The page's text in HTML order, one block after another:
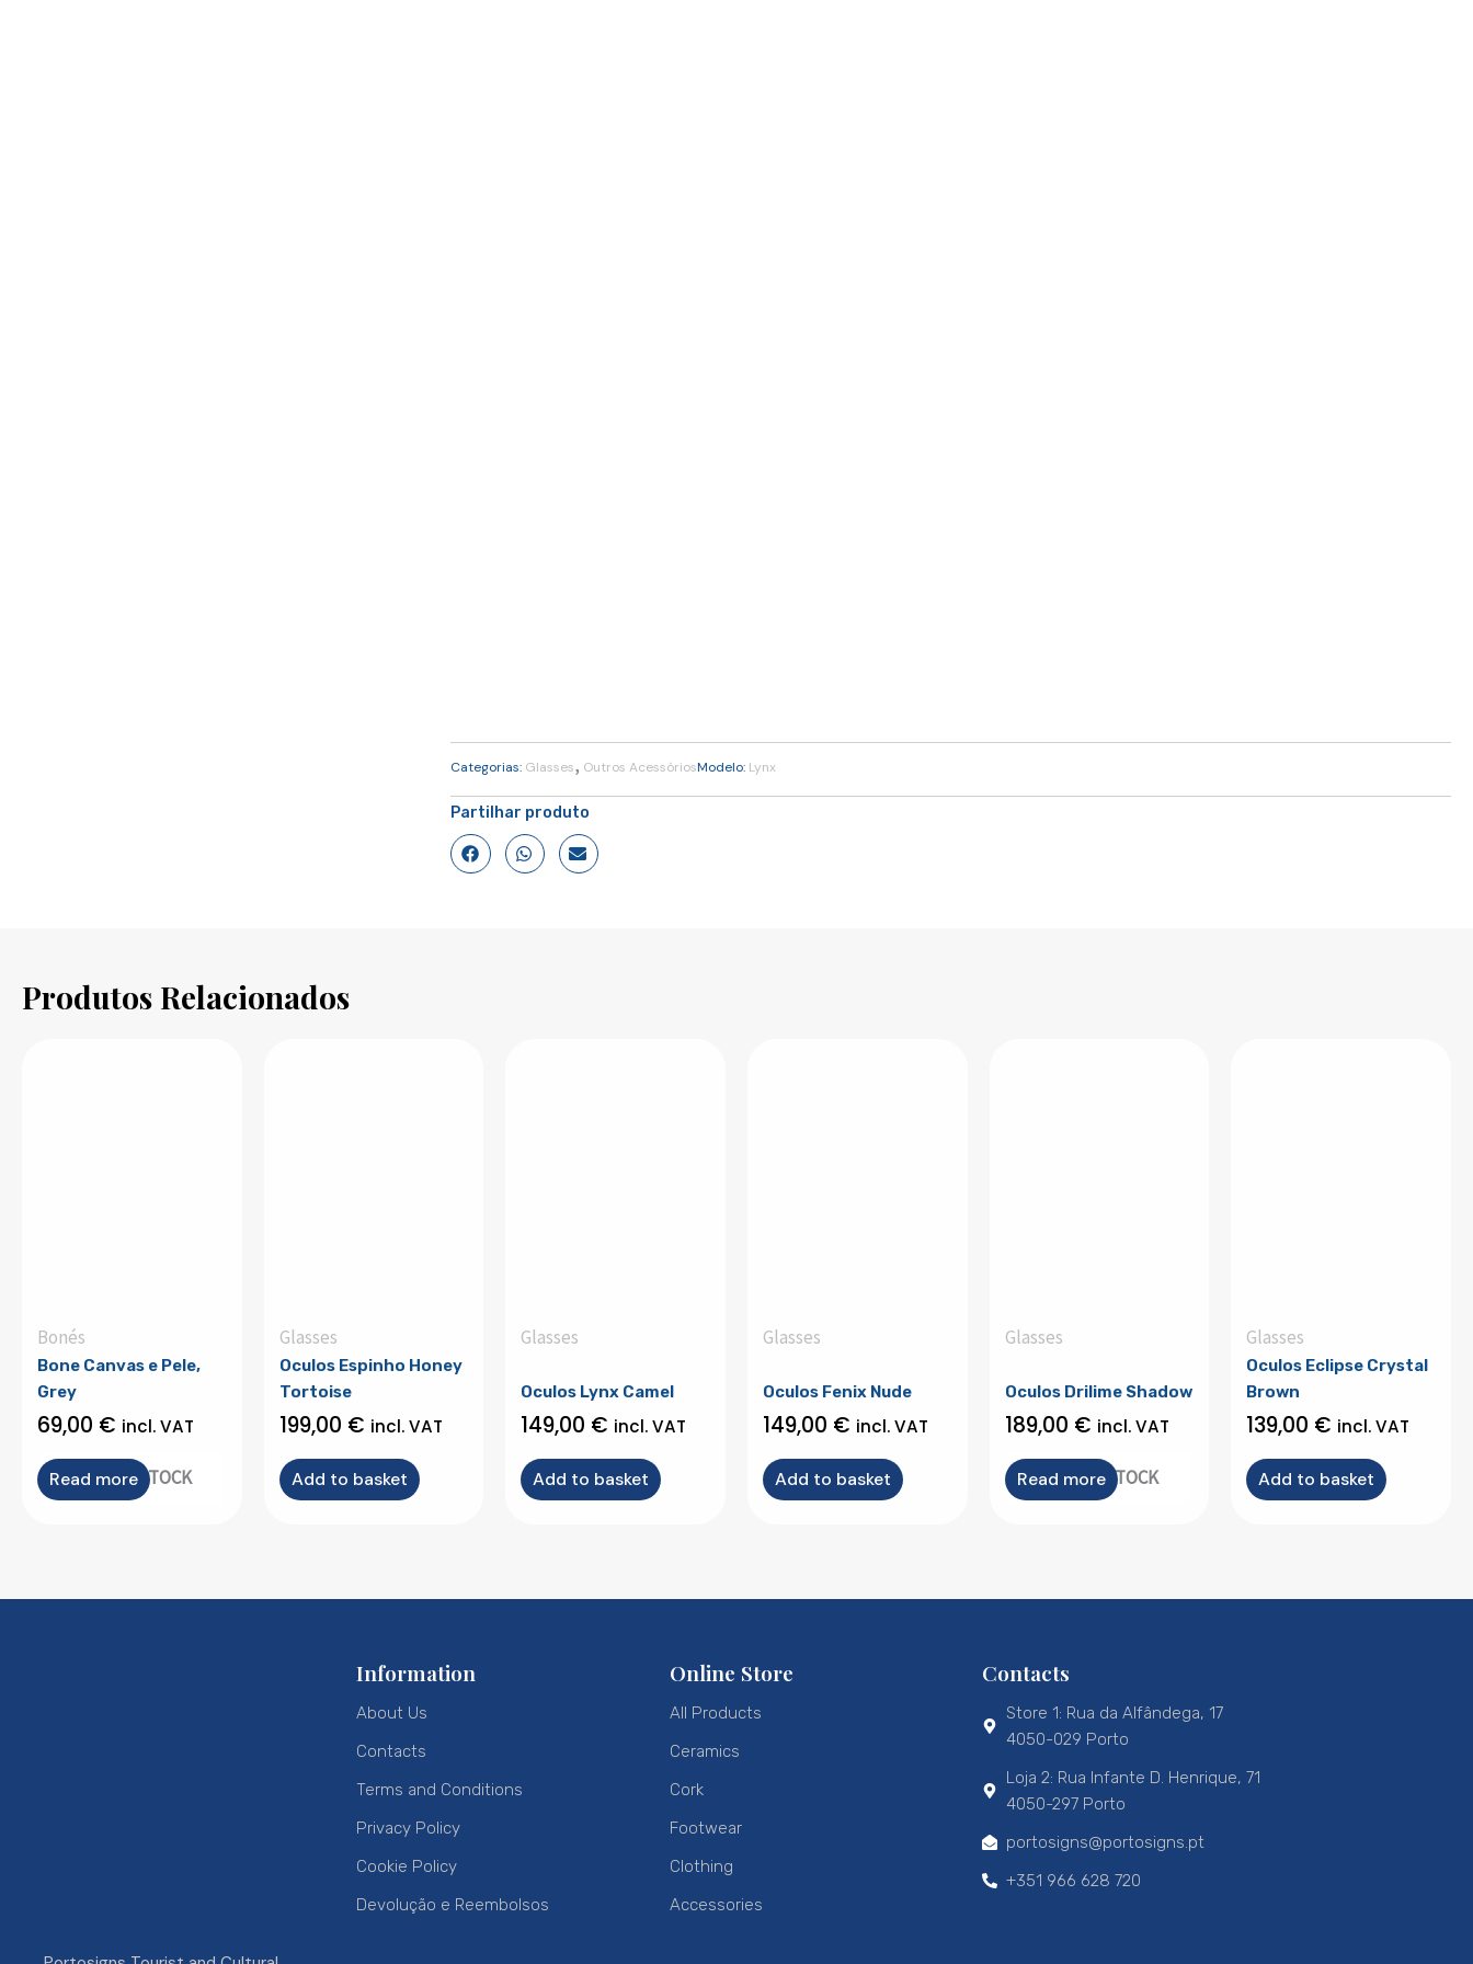
Categorias: Glasses, Outros AcessóriosModelo: Lynx
Partilhar produto
Produtos Relacionados
Bonés
OUT OF STOCK
Bone Canvas e Pele,
Grey
69,00 € incl. VAT
Read more
Glasses
Oculos Espinho Honey
Tortoise
199,00 € incl. VAT
Add to basket
Glasses
Oculos Lynx Camel
149,00 € incl. VAT
Add to basket
Glasses
Oculos Fenix Nude
149,00 € incl. VAT
Add to basket
Glasses
OUT OF STOCK
Oculos Drilime Shadow
189,00 € incl. VAT
Read more
Glasses
Oculos Eclipse Crystal
Brown
139,00 € incl. VAT
Add to basket
Information
About Us
Contacts
Terms and Conditions
Privacy Policy
Cookie Policy
Devolução e Reembolsos
Online Store
All Products
Ceramics
Cork
Footwear
Clothing
Accessories
Contacts
Store 1: Rua da Alfândega, 17
4050-029 Porto
Loja 2: Rua Infante D. Henrique, 71
4050-297 Porto
portosigns@portosigns.pt
+351 966 628 720